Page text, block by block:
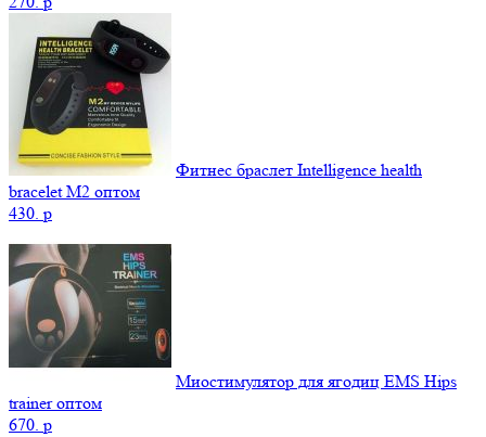
Фитнес браслет Intelligence health
bracelet M2 оптом
430. p
Миостимулятор для ягодиц EMS Hips
trainer оптом
670. p